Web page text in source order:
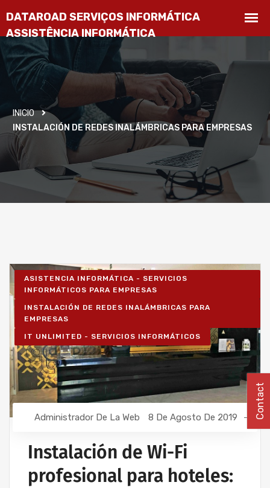
INICIO
INSTALACIÓN DE REDES INALÁMBRICAS PARA EMPRESAS
ASISTENCIA INFORMÁTICA - SERVICIOS
INFORMÁTICOS PARA EMPRESAS
INSTALACIÓN DE REDES INALÁMBRICAS PARA
EMPRESAS
IT UNLIMITED - SERVICIOS INFORMÁTICOS
Administrador De La Web 8 De Agosto De 2019
Instalación de Wi-Fi
profesional para hoteles:
Contact